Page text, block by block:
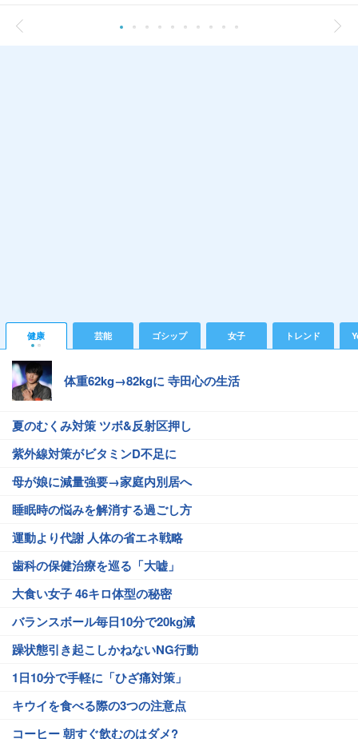
健康 芸能 ゴシップ 女子 トレンド
体重62kg→82kgに 寺田心の生活
夏のむくみ対策 ツボ&反射区押し
紫外線対策がビタミンD不足に
母が娘に減量強要→家庭内別居へ
睡眠時の悩みを解消する過ごし方
運動より代謝 人体の省エネ戦略
歯科の保健治療を巡る「大嘘」
大食い女子 46キロ体型の秘密
バランスボール毎日10分で20kg減
躁状態引き起こしかねないNG行動
1日10分で手軽に「ひざ痛対策」
キウイを食べる際の3つの注意点
コーヒー 朝すぐ飲むのはダメ?